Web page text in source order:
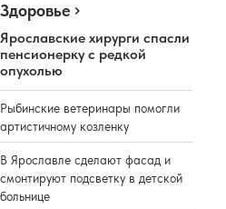
Здоровье
Ярославские хирурги спасли
пенсионерку с редкой
опухолью
Рыбинские ветеринары помогли
артистичному козленку
В Ярославле сделают фасад и
смонтируют подсветку в детской
больнице